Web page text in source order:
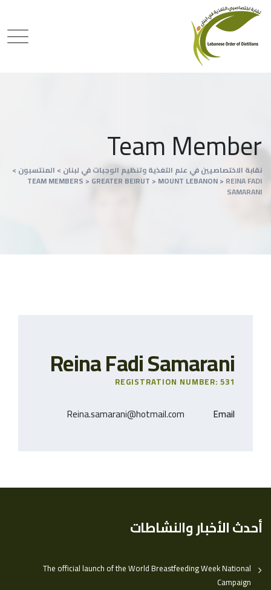
Team Member
نقابة الاختصاصيين في علم التغذية وتنظيم الوجبات في لبنان > المنتسبون >
TEAM MEMBERS> GREATER BEIRUT > MOUNT LEBANON> REINA FADI
SAMARANI
Reina Fadi Samarani
REGISTRATION NUMBER: 531
Email
Reina.samarani@hotmail.com
أحدث الأخبار والنشاطات
The official launch of the World Breastfeeding Week National
Campaign